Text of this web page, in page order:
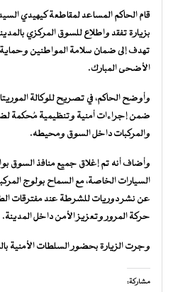
قام الحاكم المساعد لمقاطعة كيهيدي
بزيارة تفقد واطلاع للسوق المركزي
تهدف إلى ضمان سلامة المواطنين وحماية
الأضحى المبارك.
وأوضح الحاكم، في تصريح للوكالة
ضمن إجراءات أمنية وتنظيمية مُحكمة
والمركبات داخل السوق ومحيطه.
وأضاف أنه تم إغلاق جميع منافذ السوق
السيارات الخاصة، مع السماح بولوج
عن نشر دوريات للشرطة عند مفترقات
حركة المرور وتعزيز الأمن داخل المدينة.
وجرت الزيارة بحضور السلطات الأمنية
مشاركة: